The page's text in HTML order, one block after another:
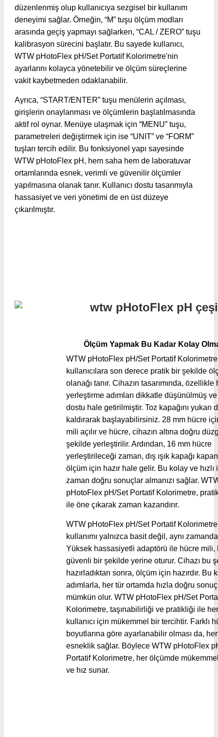
düzenlenmiş olup kullanıcıya sezgisel bir kullanım
deneyimi sağlar. Örneğin, “M” tuşu ölçüm modları
arasında geçiş yapmayı sağlarken, “CAL / ZERO” tuşu
kalibrasyon sürecini başlatır. Bu sayede kullanıcı,
WTW pHotoFlex pH/Set Portatif Kolorimetre'nin
ayarlarını kolayca yönetebilir ve ölçüm süreçlerine
vakit kaybetmeden odaklanabilir.
Ayrıca, “START/ENTER” tuşu menülerin açılması,
girişlerin onaylanması ve ölçümlerin başlatılmasında
aktif rol oynar. Menüye ulaşmak için “MENU” tuşu,
parametreleri değiştirmek için ise “UNIT” ve “FORM”
tuşları tercih edilir. Bu fonksiyonel yapı sayesinde
WTW pHotoFlex pH, hem saha hem de laboratuvar
ortamlarında esnek, verimli ve güvenilir ölçümler
yapılmasına olanak tanır. Kullanıcı dostu tasarımıyla
hassasiyet ve veri yönetimi de en üst düzeye
çıkarılmıştır.
Ölçüm Yapmak Bu Kadar Kolay
WTW pHotoFlex pH/Set Portatif
kullanıcılara son derece pratik bir şekilde
olanağı tanır. Cihazın tasarımında, özellikle
yerleştirme adımları dikkatle düşünülmüş ve
dostu hale getirilmiştir. Toz kapağını yukarı
kaldırarak başlayabilirsiniz. 28 mm hücre
mili açılır ve hücre, cihazın altına doğru
şekilde yerleştirilir. Ardından, 16 mm hücre
yerleştirileceği zaman, dış ışık kapağı
ölçüm için hazır hale gelir. Bu kolay ve hızlı
zaman doğru sonuçlar almanızı sağlar.
pHotoFlex pH/Set Portatif Kolorimetre, pratik
ile öne çıkarak zaman kazandırır.
WTW pHotoFlex pH/Set Portatif
kullanımı yalnızca basit değil, aynı
Yüksek hassasiyetli adaptörü ile hücre mili,
güvenli bir şekilde yerine oturur. Cihazı bu
hazırladıktan sonra, ölçüm için hazırdır. Bu
adımlarla, her tür ortamda hızla doğru
mümkün olur. WTW pHotoFlex pH/Set
Kolorimetre, taşınabilirliği ve pratikliği ile
kullanıcı için mükemmel bir tercihtir. Farklı
boyutlarına göre ayarlanabilir olması da,
esneklik sağlar. Böylece WTW pHotoFlex
Portatif Kolorimetre, her ölçümde
ve hız sunar.